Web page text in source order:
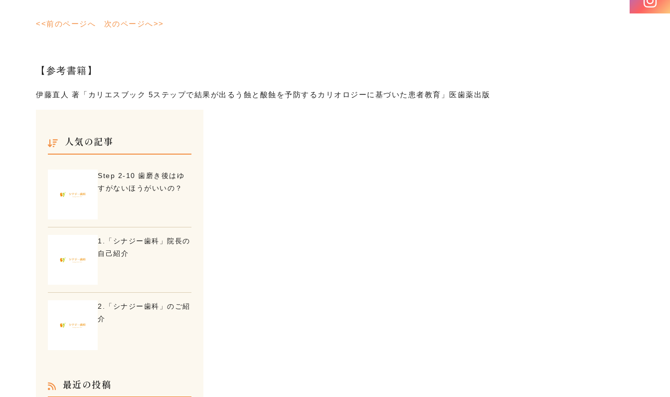
<<前のページへ 次のページへ>>
【参考書籍】
伊藤直人 著「カリエスブック 5ステップで結果が出るう蝕と酸蝕を予防するカリオロジーに基づいた患者教育」医歯薬出版
人気の記事
Step 2-10 歯磨き後はゆ
すがないほうがいいの？
1.「シナジー歯科」院長の
自己紹介
2.「シナジー歯科」のご紹
介
最近の投稿